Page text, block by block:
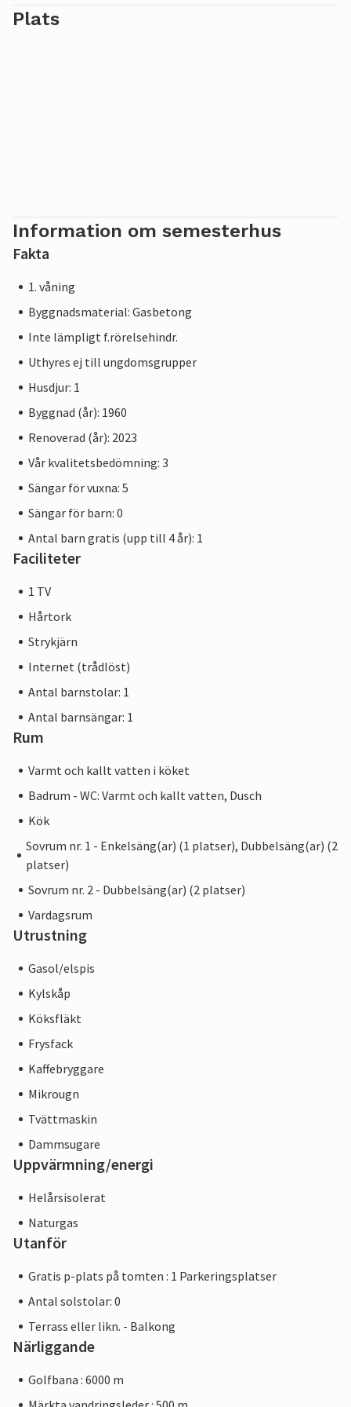
Plats
Information om semesterhus
Fakta
1. våning
Byggnadsmaterial: Gasbetong
Inte lämpligt f.rörelsehindr.
Uthyres ej till ungdomsgrupper
Husdjur: 1
Byggnad (år): 1960
Renoverad (år): 2023
Vår kvalitetsbedömning: 3
Sängar för vuxna: 5
Sängar för barn: 0
Antal barn gratis (upp till 4 år): 1
Faciliteter
1 TV
Hårtork
Strykjärn
Internet (trådlöst)
Antal barnstolar: 1
Antal barnsängar: 1
Rum
Varmt och kallt vatten i köket
Badrum - WC: Varmt och kallt vatten, Dusch
Kök
Sovrum nr. 1 - Enkelsäng(ar) (1 platser), Dubbelsäng(ar) (2
platser)
Sovrum nr. 2 - Dubbelsäng(ar) (2 platser)
Vardagsrum
Utrustning
Gasol/elspis
Kylskåp
Köksfläkt
Frysfack
Kaffebryggare
Mikrougn
Tvättmaskin
Dammsugare
Uppvärmning/energi
Helårsisolerat
Naturgas
Utanför
Gratis p-plats på tomten : 1 Parkeringsplatser
Antal solstolar: 0
Terrass eller likn. - Balkong
Närliggande
Golfbana : 6000 m